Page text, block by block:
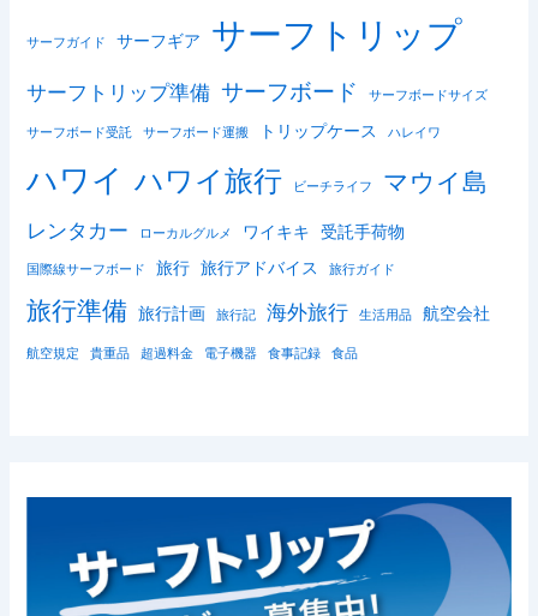
サーフガイド サーフギア サーフトリップ
サーフトリップ準備 サーフボード サーフボードサイズ
サーフボード受託 サーフボード運搬 トリップケース ハレイワ
ハワイ ハワイ旅行 ビーチライフ マウイ島
レンタカー ローカルグルメ ワイキキ 受託手荷物
国際線サーフボード 旅行 旅行アドバイス 旅行ガイド
旅行準備 旅行計画 旅行記 海外旅行 生活用品 航空会社
航空規定 貴重品 超過料金 電子機器 食事記録 食品